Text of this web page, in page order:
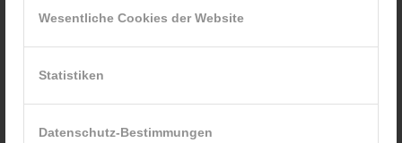
Wesentliche Cookies der Website
Statistiken
Datenschutz-Bestimmungen